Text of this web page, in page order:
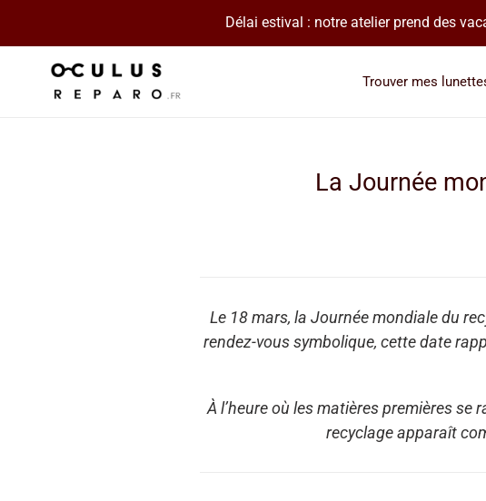
contenu
Délai estival : notre atelier prend des
Trouver mes
La Journée
Le 18 mars, la Journée mondiale du
rendez-vous symbolique, cette date
À l’heure où les matières premières
recyclage apparaît